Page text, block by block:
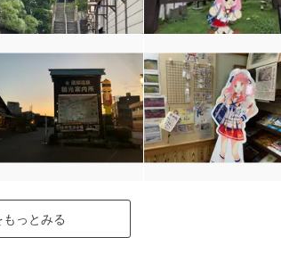
っとみる